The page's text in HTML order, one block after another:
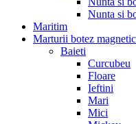
Nunta si
Maritim
Marturii botez
Baieti
Curcubeu
Floare
Ieftini
Mari
Mici